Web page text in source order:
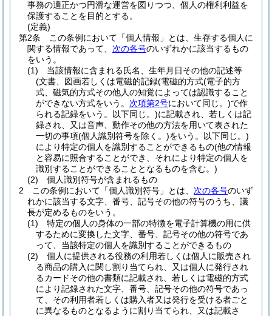
事務の適正かつ円滑な運営を図りつつ、個人の権利利益を
保護することを目的とする。
(定義)
第2条
この条例において「個人情報」とは、生存する個人に
関する情報であって、 次の各号のいずれかに該当するもの
をいう。
(1)
当該情報に含まれる氏名、生年月日その他の記述等
(文書、図画若しくは電磁的記録(電磁的方式(電子的方
式、磁気的方式その他人の知覚によっては認識すること
ができない方式をいう。 次項第2号において同じ。)で作
られる記録をいう。以下同じ。)に記載され、若しくは記
録され、又は音声、動作その他の方法を用いて表された
一切の事項(個人識別符号を除く。)をいう。以下同じ。)
により特定の個人を識別することができるもの(他の情報
と容易に照合することができ、それにより特定の個人を
識別することができることとなるものを含む。)
(2)
個人識別符号が含まれるもの
2
この条例において「個人識別符号」とは、 次の各号のいず
れかに該当する文字、番号、記号その他の符号のうち、議
長が定めるものをいう。
(1)
特定の個人の身体の一部の特徴を電子計算機の用に供
するために変換した文字、番号、記号その他の符号であ
って、当該特定の個人を識別することができるもの
(2)
個人に提供される役務の利用若しくは個人に販売され
る商品の購入に関し割り当てられ、又は個人に発行され
るカードその他の書類に記載され、若しくは電磁的方式
により記録された文字、番号、記号その他の符号であっ
て、その利用者若しくは購入者又は発行を受ける者ごと
に異なるものとなるように割り当てられ、又は記載さ